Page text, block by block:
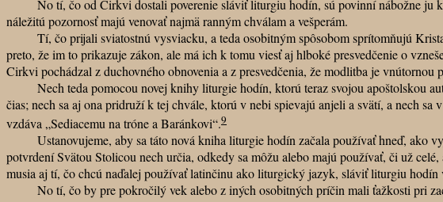
No tí, čo od Cirkvi dostali poverenie sláviť liturgiu hodín, sú povinní nábožne ju
náležitú pozornosť majú venovať najmä ranným chválam a vešperám.
Tí, čo prijali sviatostnú vysviacku, a teda osobitným spôsobom sprítomňujú
preto, že im to prikazuje zákon, ale má ich k tomu viesť aj hlboké presvedčenie o
Cirkvi pochádzal z duchovného obnovenia a z presvedčenia, že modlitba je
Nech teda pomocou novej knihy liturgie hodín, ktorú teraz svojou apoštolskou
čias; nech sa aj ona pridruží k tej chvále, ktorú v nebi spievajú anjeli a svätí, a nech
vzdáva „Sediacemu na tróne a Baránkovi“.9
Ustanovujeme, aby sa táto nová kniha liturgie hodín začala používať hneď, ako
potvrdení Svätou Stolicou nech určia, odkedy sa môžu alebo majú používať, či už
musia aj tí, čo chcú naďalej používať latinčinu ako liturgický jazyk, sláviť liturgiu hodín
No tí, čo by pre pokročilý vek alebo z iných osobitných príčin mali ťažkosti pri